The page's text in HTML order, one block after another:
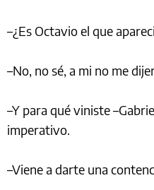
–¿Es Octavio el que
–No, no sé, a mi no me
–Y para qué viniste
imperativo.
–Viene a darte una